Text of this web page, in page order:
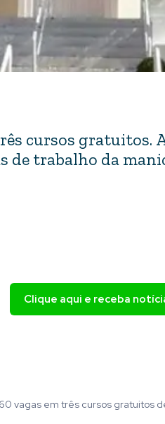
cursos gratuitos.
de trabalho da
Clique aqui e receba
vagas em três cursos gratuitos